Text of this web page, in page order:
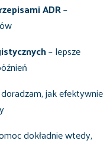
ADR–
– lepsze
jak efektywnie
dokładnie wtedy,